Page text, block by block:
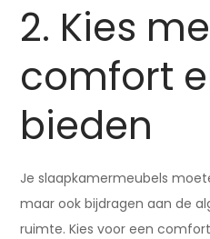
2. Kies
comfort
bieden
Je slaapkamermeubels
maar ook bijdragen aan de
ruimte. Kies voor een